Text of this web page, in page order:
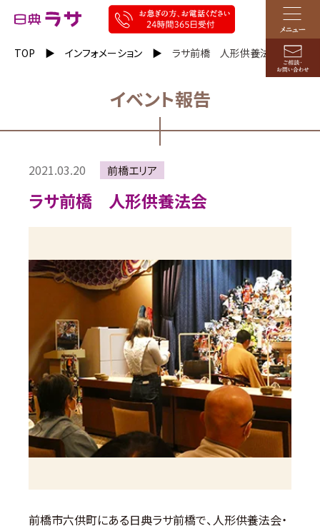
TOP インフォメーション ラサ前橋 人形供養法会
イベント報告
2021.03.20 前橋エリア
ラサ前橋 人形供養法会
前橋市六供町にある日典ラサ前橋で、人形供養法会・